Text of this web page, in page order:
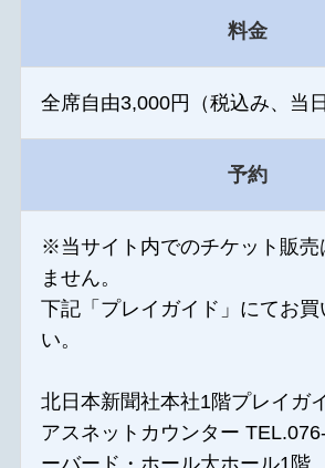
料金
全席自由3,000円（税込み、当
予約
※当サイト内でのチケット販売
ません。
下記「プレイガイド」にてお買
い。
北日本新聞社本社1階プレイガ
アスネットカウンター
ーバード・ホール大ホール1階